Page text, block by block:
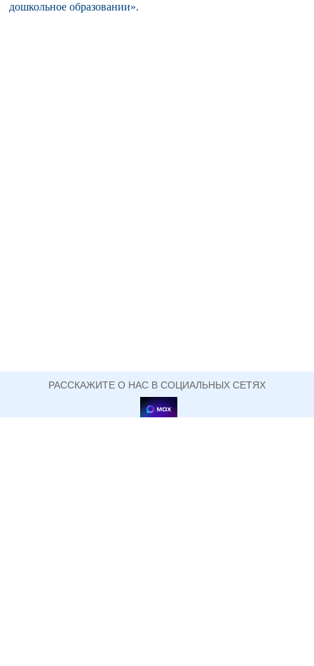
дошкольное образовании».
РАССКАЖИТЕ О НАС В СОЦИАЛЬНЫХ СЕТЯХ